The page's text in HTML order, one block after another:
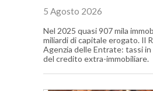
5 Agosto 2026
Nel 2025 quasi 907 mila
miliardi di capitale erogato. Il
Agenzia delle Entrate: tassi in
del credito extra-immobiliare.